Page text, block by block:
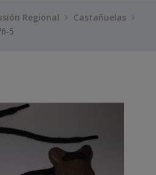
Regional
Castañuelas
5